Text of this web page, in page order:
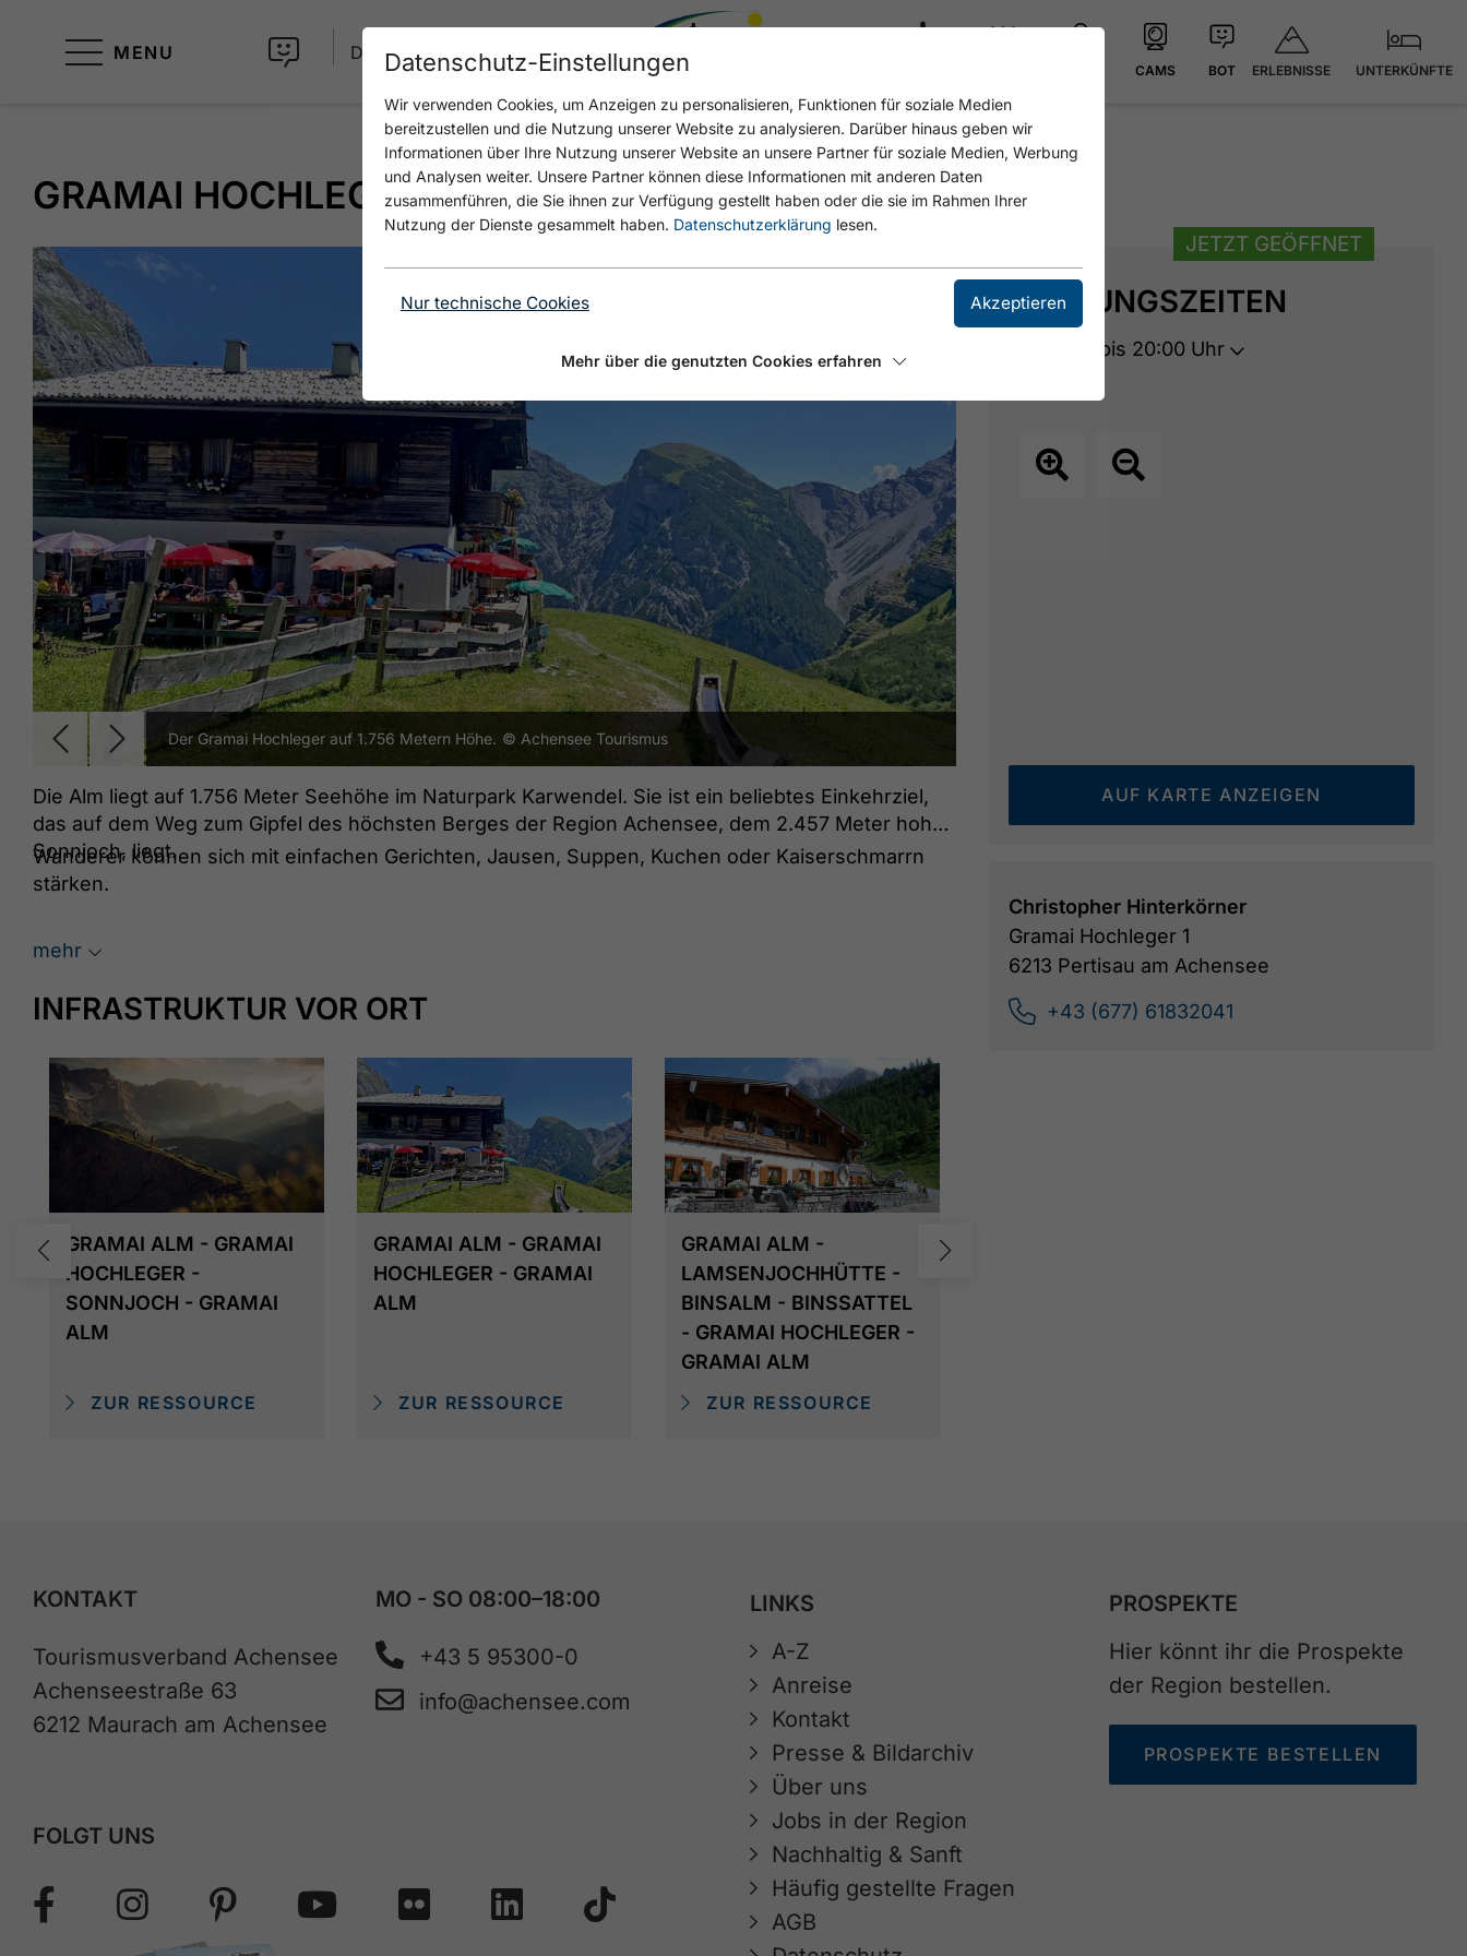
MENU DE
CAMS BOT ERLEBNISSE UNTERKÜNFTE
GRAMAI HOCHLEGER
Der Gramai Hochleger auf 1.756 Metern Höhe. © Achensee Tourismus
Die Alm liegt auf 1.756 Meter Seehöhe im Naturpark Karwendel. Sie ist ein beliebtes Einkehrziel,
das auf dem Weg zum Gipfel des höchsten Berges der Region Achensee, dem 2.457 Meter hohen
Sonnjoch, liegt.
Wanderer können sich mit einfachen Gerichten, Jausen, Suppen, Kuchen oder Kaiserschmarrn
stärken.
mehr
INFRASTRUKTUR VOR ORT
GRAMAI ALM - GRAMAI
HOCHLEGER -
SONNJOCH - GRAMAI
ALM
ZUR RESSOURCE
GRAMAI ALM - GRAMAI
HOCHLEGER - GRAMAI
ALM
ZUR RESSOURCE
GRAMAI ALM -
LAMSENJOCHHÜTTE -
BINSALM - BINSSATTEL
- GRAMAI HOCHLEGER -
GRAMAI ALM
ZUR RESSOURCE
ÖFFNUNGSZEITEN
Geöffnet bis 20:00 Uhr
JETZT GEÖFFNET
AUF KARTE ANZEIGEN
Christopher Hinterkörner
Gramai Hochleger 1
6213 Pertisau am Achensee
+43 (677) 61832041
KONTAKT
Tourismusverband Achensee
Achenseestraße 63
6212 Maurach am Achensee
MO - SO 08:00–18:00
+43 5 95300-0
info@achensee.com
FOLGT UNS
LINKS
A-Z
Anreise
Kontakt
Presse & Bildarchiv
Über uns
Jobs in der Region
Nachhaltig & Sanft
Häufig gestellte Fragen
AGB
PROSPEKTE
Hier könnt ihr die Prospekte
der Region bestellen.
PROSPEKTE BESTELLEN
Datenschutz-Einstellungen
Wir verwenden Cookies, um Anzeigen zu personalisieren, Funktionen für soziale Medien
bereitzustellen und die Nutzung unserer Website zu analysieren. Darüber hinaus geben wir
Informationen über Ihre Nutzung unserer Website an unsere Partner für soziale Medien, Werbung
und Analysen weiter. Unsere Partner können diese Informationen mit anderen Daten
zusammenführen, die Sie ihnen zur Verfügung gestellt haben oder die sie im Rahmen Ihrer
Nutzung der Dienste gesammelt haben. Datenschutzerklärung lesen.
Nur technische Cookies Akzeptieren
Mehr über die genutzten Cookies erfahren